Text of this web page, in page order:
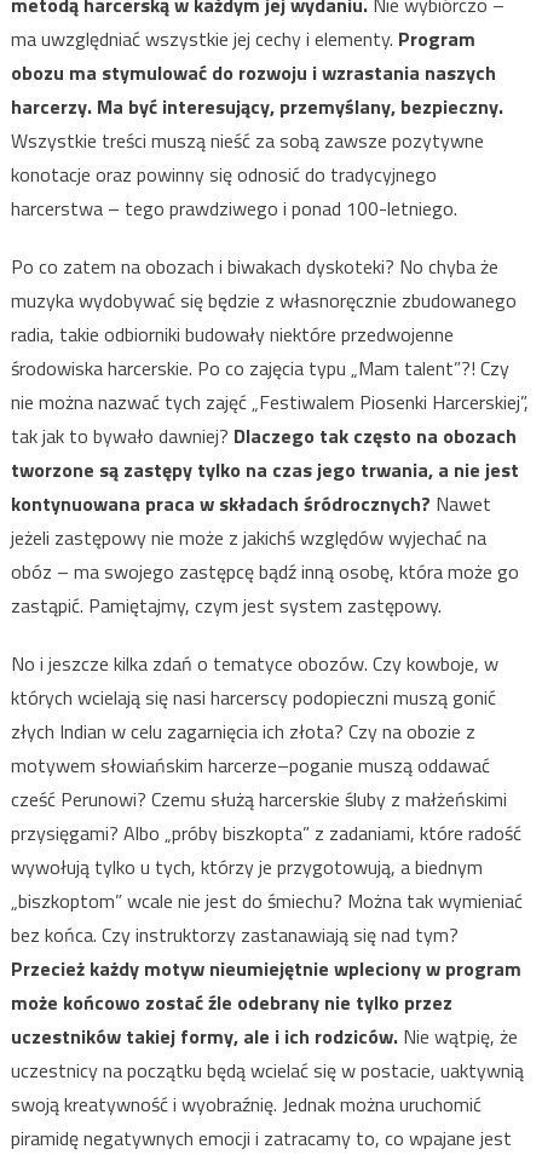
ma uwzględniać wszystkie jej cechy i elementy. Program
obozu ma stymulować do rozwoju i wzrastania naszych
harcerzy. Ma być interesujący, przemyślany, bezpieczny.
Wszystkie treści muszą nieść za sobą zawsze pozytywne
konotacje oraz powinny się odnosić do tradycyjnego
harcerstwa – tego prawdziwego i ponad 100-letniego.
Po co zatem na obozach i biwakach dyskoteki? No chyba że
muzyka wydobywać się będzie z własnoręcznie zbudowanego
radia, takie odbiorniki budowały niektóre przedwojenne
środowiska harcerskie. Po co zajęcia typu „Mam talent”?! Czy
nie można nazwać tych zajęć „Festiwalem Piosenki Harcerskiej”,
tak jak to bywało dawniej? Dlaczego tak często na obozach
tworzone są zastępy tylko na czas jego trwania, a nie jest
kontynuowana praca w składach śródrocznych? Nawet
jeżeli zastępowy nie może z jakichś względów wyjechać na
obóz – ma swojego zastępcę bądź inną osobę, która może go
zastąpić. Pamiętajmy, czym jest system zastępowy.
No i jeszcze kilka zdań o tematyce obozów. Czy kowboje, w
których wcielają się nasi harcerscy podopieczni muszą gonić
złych Indian w celu zagarnięcia ich złota? Czy na obozie z
motywem słowiańskim harcerze–poganie muszą oddawać
cześć Perunowi? Czemu służą harcerskie śluby z małżeńskimi
przysięgami? Albo „próby biszkopta” z zadaniami, które radość
wywołują tylko u tych, którzy je przygotowują, a biednym
„biszkoptom” wcale nie jest do śmiechu? Można tak wymieniać
bez końca. Czy instruktorzy zastanawiają się nad tym?
Przecież każdy motyw nieumiejętnie wpleciony w program
może końcowo zostać źle odebrany nie tylko przez
uczestników takiej formy, ale i ich rodziców.Nie wątpię, że
uczestnicy na początku będą wcielać się w postacie, uaktywnią
swoją kreatywność i wyobraźnię. Jednak można uruchomić
piramidę negatywnych emocji i zatracamy to, co wpajane jest